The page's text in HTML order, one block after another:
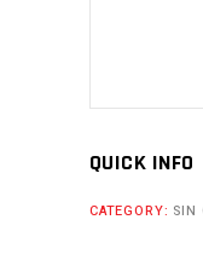
QUICK INFO
CATEGORY: SIN